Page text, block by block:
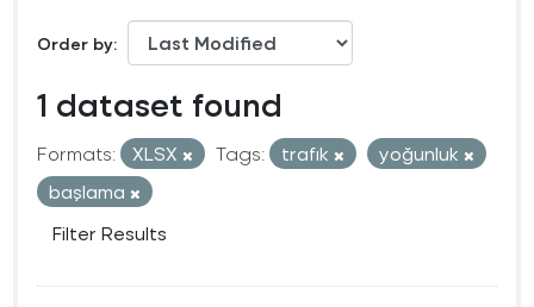
Order by
1 dataset found
Formats: XLSX Tags: trafık
yoğunluk
başlama
Filter Results